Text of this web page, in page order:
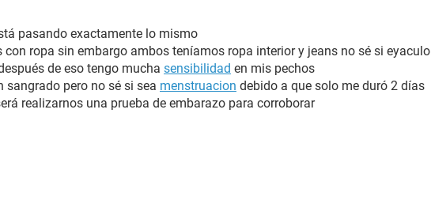
pasando exactamente lo mismo
con ropa sin embargo ambos teníamos ropa interior y jeans no sé si eyaculo
de eso tengo mucha sensibilidad en mis pechos
sangrado pero no sé si sea menstruacion debido a que solo me duró 2 días
realizarnos una prueba de embarazo para corroborar